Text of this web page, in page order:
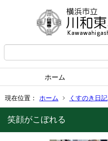
ホーム
現在位置： ホーム くすのき日記
笑顔がこぼれる